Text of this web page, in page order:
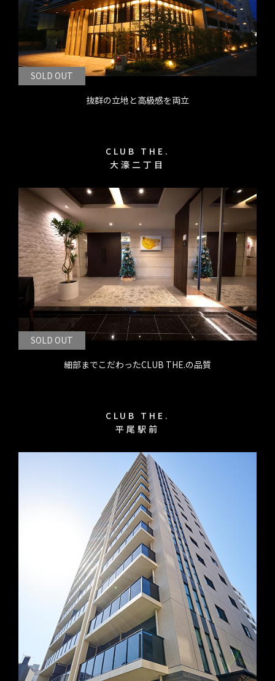
SOLD OUT
抜群の立地と高級感を両立
CLUB THE.
大濠二丁目
SOLD OUT
細部までこだわったCLUB THE.の品質
CLUB THE.
平尾駅前